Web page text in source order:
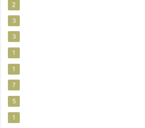
2
3
3
1
1
7
5
1